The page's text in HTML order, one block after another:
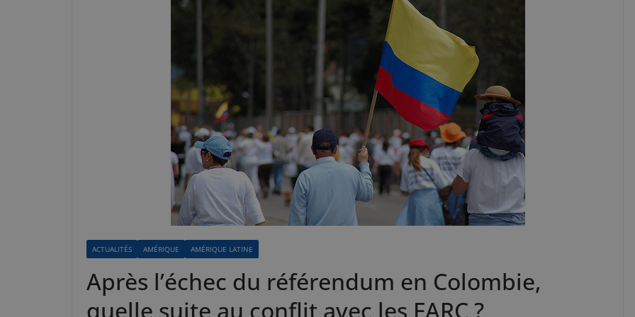
ACTUALITÉS AMÉRIQUE AMÉRIQUE LATINE
Après l’échec du référendum en Colombie,
quelle suite au conflit avec les FARC ?